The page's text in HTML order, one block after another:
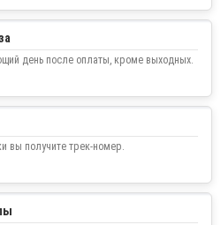
день после оплаты, кроме выходных.
вы получите трек-номер.